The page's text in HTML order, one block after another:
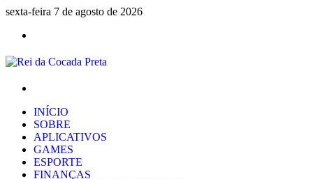
sexta-feira 7 de agosto de 2026
INÍCIO
SOBRE
APLICATIVOS
GAMES
ESPORTE
FINANÇAS